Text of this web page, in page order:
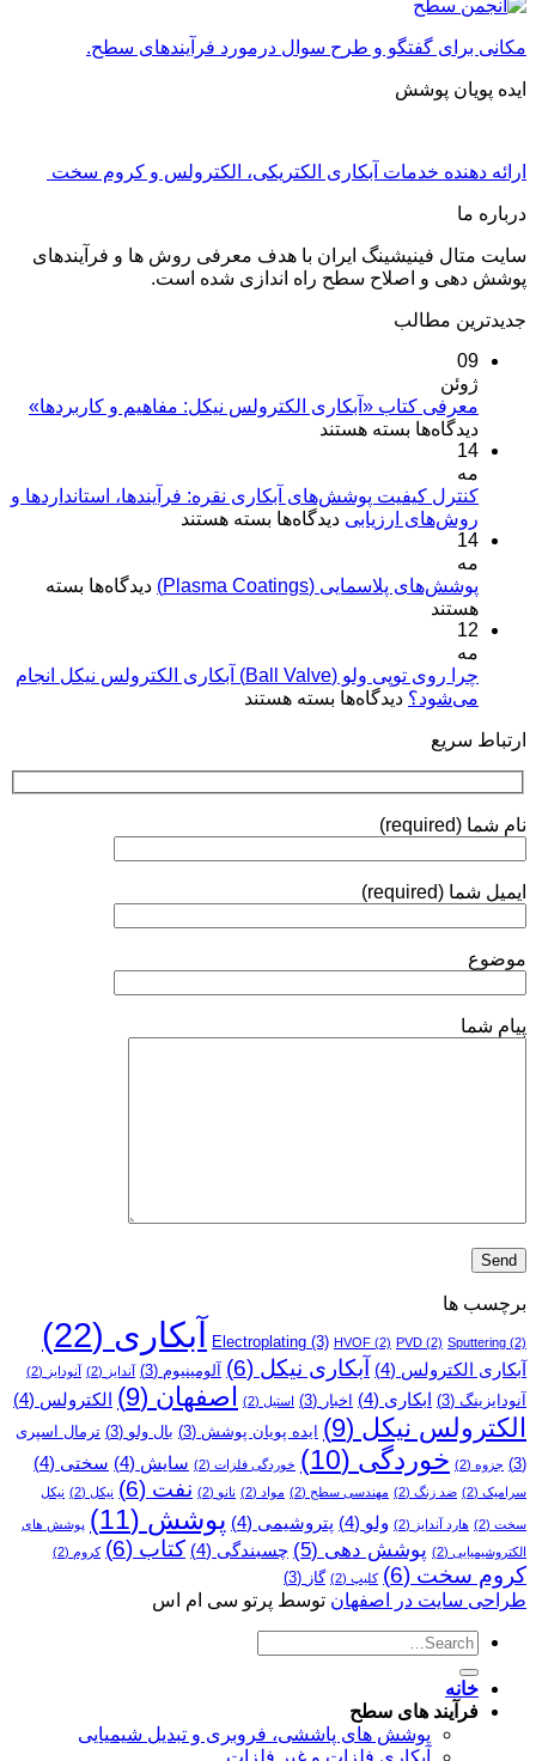
مکانی برای گفتگو و طرح سوال درمورد فرآیندهای سطح.
ایده پویان پوشش
ارائه دهنده خدمات آبکاری الکتریکی، الکترولس و کروم سخت
درباره ما
سایت متال فینیشینگ ایران با هدف معرفی روش ها و فرآیندهای
پوشش دهی و اصلاح سطح راه اندازی شده است.
جدیدترین مطالب
09
ژوئن
معرفی کتاب «آبکاری الکترولس نیکل: مفاهیم و کاربردها»
دیدگاه‌ها برای
«آبکاری
الکترولس
و
بسته هستند
14
مه
کنترل کیفیت پوشش‌های آبکاری نقره: فرآیندها، استانداردها و
روش‌های ارزیابی دیدگاه‌ها برای
پوشش‌های
استانداردها
و
بسته هستند
14
مه
پوشش‌های پلاسمایی (Plasma Coatings)
دیدگاه‌ها برای
Coatings)
بسته
هستند
12
مه
چرا روی توپی‌ ولو (Ball Valve) آبکاری الکترولس نیکل انجام
می‌شود؟ دیدگاه‌ها برای
ولو
نیکل
بسته هستند
ارتباط سریع
نام شما (required)
ایمیل شما (required)
موضوع
پیام شما
برچسب ها
Electroplating (3) HVOF (2) PVD (2) Sputtering (2) آبکاری (22)
آبکاری الکترولس (4) آبکاری نیکل (6) آلومینیوم (3) آندایز (2) آنودایز (2)
آنودایزینگ (3) ابکاری (4) اخبار (3) استیل (2) اصفهان (9) الکترولس (4)
الکترولس نیکل (9) ایده پویان پوشش (3) بال ولو (3)
ترمال اسپری
(3)
جزوه (2) خوردگی (10) خوردگی فلزات (2) سایش (4) سختی (4)
سرامیک (2) ضد زنگ (2) مهندسی سطح (2) مواد (2) نانو (2) نفت (6) نیکل (2) نیکل
سخت (2) هارد آندایز (2) ولو (4) پتروشیمی (4) پوشش (11)
پوشش­ های
الکتروشیمیایی (2) پوشش دهی (5) چسبندگی (4) کتاب (6) کروم (2)
کروم سخت (6) کلیپ (2) گاز (3)
طراحی سایت در اصفهان توسط پرتو سی ام اس
خانه
فرآیند های سطح
پوشش های پاششی، فروبری و تبدیل شیمیایی
آبکاری فلزات و غیر فلزات